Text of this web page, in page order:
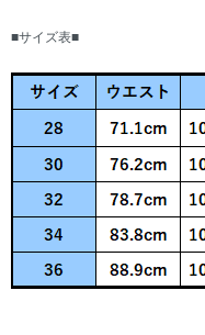
■サイズ表■